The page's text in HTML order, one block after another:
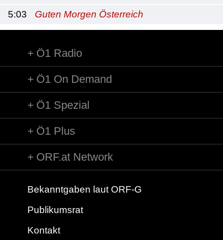
5:03
Guten Morgen Österreich
Ö1 Radio
Ö1 On Demand
Ö1 Spezial
Ö1 Plus
ORF.at Network
Bekanntgaben laut ORF-G
Publikumsrat
Kontakt